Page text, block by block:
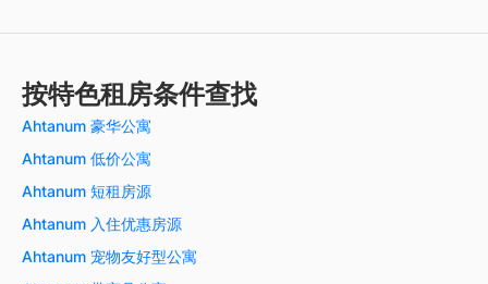
按特色租房条件查找
Ahtanum 豪华公寓
Ahtanum 低价公寓
Ahtanum 短租房源
Ahtanum 入住优惠房源
Ahtanum 宠物友好型公寓